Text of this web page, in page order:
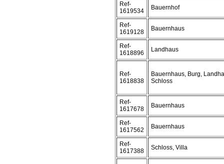
Ref-
1619534
Bauernhof
Ref-
1619128
Bauernhaus
Ref-
1618896
Landhaus
Ref-
1618838
Bauernhaus, Burg,
Schloss
Ref-
1617678
Bauernhaus
Ref-
1617562
Bauernhaus
Ref-
1617388
Schloss, Villa